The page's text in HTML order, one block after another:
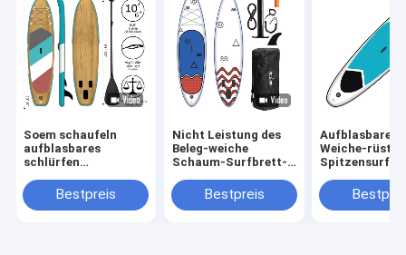
Soem schaufeln
aufblasbares
schlürfen
oben, surfend 17,5
lbs
Bestpreis
Nicht Leistung des
Beleg-weiche
Schaum-Surfbrett-
Water Sports
Bestpreis
Aufblasbares
Weiche-
Stich aus